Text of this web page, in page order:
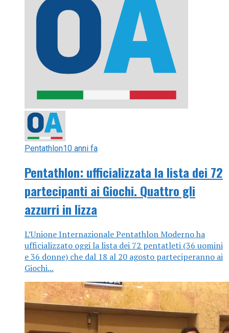
Pentathlon10 anni fa
Pentathlon: ufficializzata la lista dei 72
partecipanti ai Giochi. Quattro gli
azzurri in lizza
L’Unione Internazionale Pentathlon Moderno ha
ufficializzato oggi la lista dei 72 pentatleti (36 uomini
e 36 donne) che dal 18 al 20 agosto parteciperanno ai
Giochi...